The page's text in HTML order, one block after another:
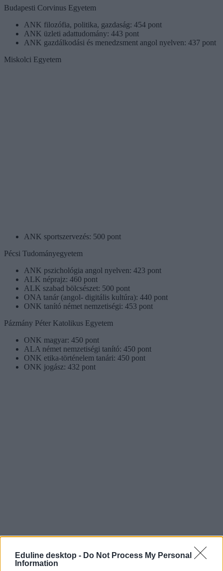
Eduline desktop - Do Not Process My Personal
Information
Budapesti Corvinus Egyetem
ANK filozófia, politika, gazdaság: 454 pont
ANK üzleti adattudomány: 443 pont
ANK gazdálkodási és menedzsment angol nyelven: 437 pont
Miskolci Egyetem
ANK sportszervezés: 500 pont
Pécsi Tudományegyetem
ANK pszichológia angol nyelven: 423 pont
ALK néprajz: 460 pont
ALK szabad bölcsészet: 500 pont
ONA tanár (angol- digitális kultúra): 440 pont
ONK tanító német nemzetiségi: 453 pont
Pázmány Péter Katolikus Egyetem
ONK magyar: 450 pont
ALA német nemzetiségi tanító: 450 pont
ONK etika-történelem tanári: 450 pont
ONK jogász: 432 pont